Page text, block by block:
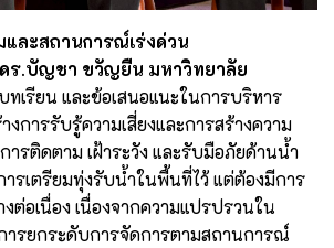
ละสถานการณ์เร่งด่วน
ร.บัญชา ขวัญยืน มหาวิทยาลัย
ทเรียน และข้อเสนอแนะในการบริหาร
การรับรู้ความเสี่ยงและการสร้างความ
ารติดตาม เฝ้าระวัง และรับมือภัยด้านน้ำ
ารเตรียมทุ่งรับน้ำในพื้นที่ไว้ แต่ต้องมีการ
งต่อเนื่อง เนื่องจากความแปรปรวนใน
รยกระดับการจัดการตามสถานการณ์